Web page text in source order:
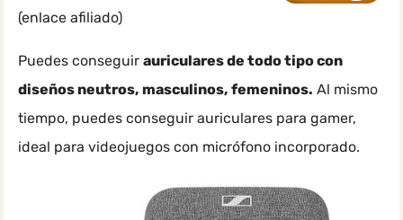
(enlace afiliado)
Puedes conseguir auriculares de todo tipo con
diseños neutros, masculinos, femeninos. Al mismo
tiempo, puedes conseguir auriculares para gamer,
ideal para videojuegos con micrófono incorporado.